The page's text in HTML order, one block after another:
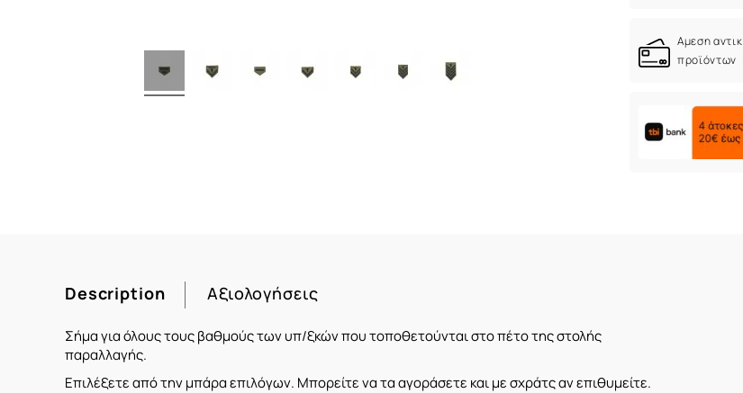
Αμεση
προϊόντων
Description Αξιολογήσεις
Σήμαγιαόλους τους βαθμούς των υπ/ξκών που τοποθετούνται στο πέτο της στολής
παραλλαγής.
Επιλέξετε από την μπάρα επιλόγων. Μπορείτε να τα αγοράσετε και με σχράτς αν επιθυμείτε.